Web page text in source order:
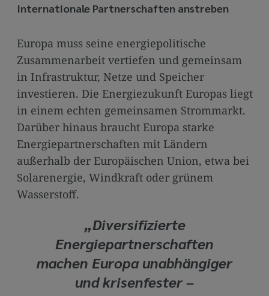
Internationale Partnerschaften anstreben
Europa muss seine energiepolitische
Zusammenarbeit vertiefen und gemeinsam
in Infrastruktur, Netze und Speicher
investieren. Die Energiezukunft Europas liegt
in einem echten gemeinsamen Strommarkt.
Darüber hinaus braucht Europa starke
Energiepartnerschaften mit Ländern
außerhalb der Europäischen Union, etwa bei
Solarenergie, Windkraft oder grünem
Wasserstoff.
„Diversifizierte
Energiepartnerschaften
machen Europa unabhängiger
und krisenfester –